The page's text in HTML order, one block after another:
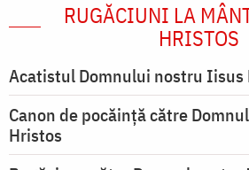
RUGĂCIUNI LA
HRISTOS
Acatistul Domnului nostru Iisus
Canon de pocăință către
Hristos